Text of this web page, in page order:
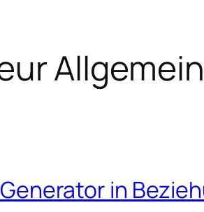
Allgemein
in